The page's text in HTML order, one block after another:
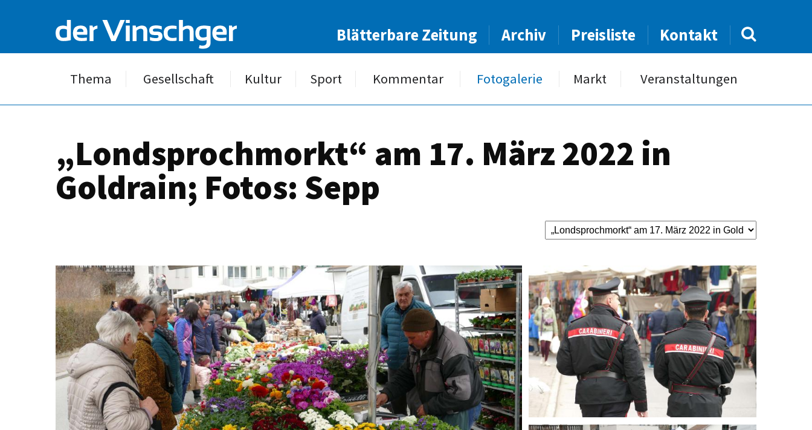
Blätterbare Zeitung Archiv Preisliste Kontakt
Thema Gesellschaft Kultur Sport Kommentar Fotogalerie Markt Veranstaltungen
„Londsprochmorkt“ am 17. März 2022 in
Goldrain; Fotos: Sepp